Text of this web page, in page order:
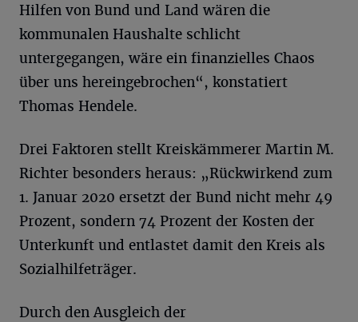
Hilfen von Bund und Land wären die
kommunalen Haushalte schlicht
untergegangen, wäre ein finanzielles Chaos
über uns hereingebrochen“, konstatiert
Thomas Hendele.
Drei Faktoren stellt Kreiskämmerer Martin M.
Richter besonders heraus: „Rückwirkend zum
1. Januar 2020 ersetzt der Bund nicht mehr 49
Prozent, sondern 74 Prozent der Kosten der
Unterkunft und entlastet damit den Kreis als
Sozialhilfeträger.
Durch den Ausgleich der